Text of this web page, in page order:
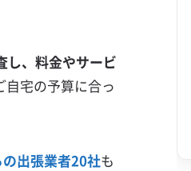
し、料金やサービ
自宅の予算に合っ
出張業者20社も